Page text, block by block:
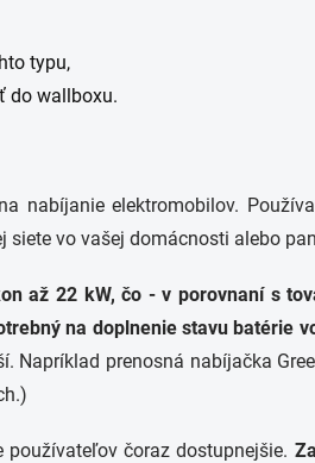
typu,
do wallboxu.
nabíjanie elektromobilov.
siete vo vašej domácnosti alebo
až 22 kW, čo - v porovnaní s
na doplnenie stavu batérie
Napríklad prenosná nabíjačka
používateľov čoraz dostupnejšie.